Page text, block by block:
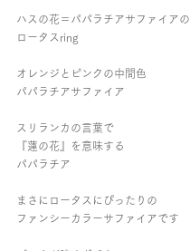
ハスの花＝パパラチアサファイアの
ロータスring
オレンジとピンクの中間色
パパラチアサファイア
スリランカの言葉で
『蓮の花』を意味する
パパラチア
まさにロータスにぴったりの
ファンシーカラーサファイアです